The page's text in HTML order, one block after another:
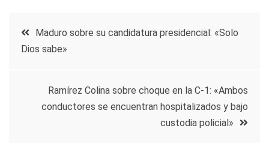
Navegación
entradas
Maduro sobre su candidatura presidencial: «Solo
Dios sabe»
Ramírez Colina sobre choque en la C-1: «Ambos
conductores se encuentran hospitalizados y bajo
custodia policial»